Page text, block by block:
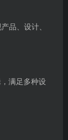
品、设计、
满足多种设